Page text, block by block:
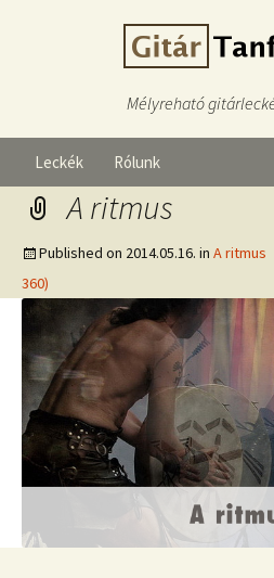
Mélyreható
Leckék Rólunk
A ritmus
Published on 2014.05.16. in A ritmus
360)